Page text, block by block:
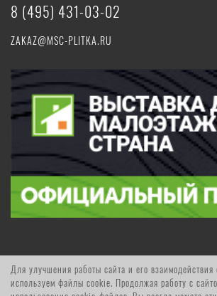
Для улучшения работы сайта и его
используем файлы cookie. Продолжая работу с
8 (495) 431-03-02
ZAKAZ@MSC-PLITKA.RU